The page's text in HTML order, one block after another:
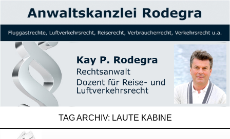
TAG ARCHIV: LAUTE KABINE